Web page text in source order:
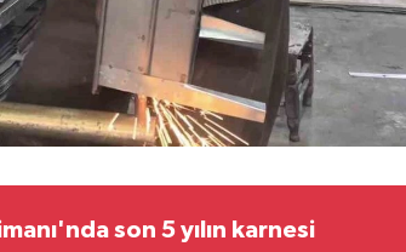
son 5 yılın karnesi